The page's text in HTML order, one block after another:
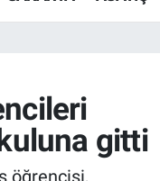
gitti
öğrencisi,